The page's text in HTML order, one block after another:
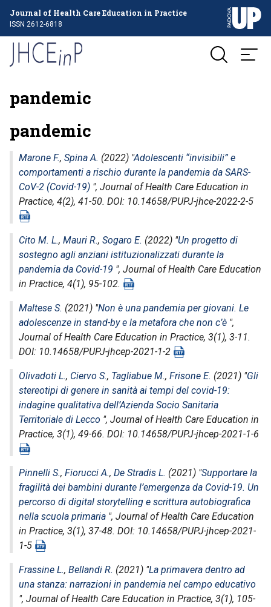
Journal of Health Care Education in Practice
ISSN 2612-6818
pandemic
pandemic
Marone F., Spina A. (2022) "Adolescenti “invisibili” e
comportamenti a rischio durante la pandemia da SARS-
CoV-2 (Covid-19) ", Journal of Health Care Education in
Practice, 4(2), 41-50. DOI: 10.14658/PUPJ-jhce-2022-2-5
Cito M. L., Mauri R., Sogaro E. (2022) "Un progetto di
sostegno agli anziani istituzionalizzati durante la
pandemia da Covid-19 ", Journal of Health Care Education
in Practice, 4(1), 95-102.
Maltese S. (2021) "Non è una pandemia per giovani. Le
adolescenze in stand-by e la metafora che non c’è ",
Journal of Health Care Education in Practice, 3(1), 3-11.
DOI: 10.14658/PUPJ-jhcep-2021-1-2
Olivadoti L., Ciervo S., Tagliabue M., Frisone E. (2021) "Gli
stereotipi di genere in sanità ai tempi del covid-19:
indagine qualitativa dell’Azienda Socio Sanitaria
Territoriale di Lecco ", Journal of Health Care Education in
Practice, 3(1), 49-66. DOI: 10.14658/PUPJ-jhcep-2021-1-6
Pinnelli S., Fiorucci A., De Stradis L. (2021) "Supportare la
fragilità dei bambini durante l’emergenza da Covid-19. Un
percorso di digital storytelling e scrittura autobiografica
nella scuola primaria ", Journal of Health Care Education
in Practice, 3(1), 37-48. DOI: 10.14658/PUPJ-jhcep-2021-
1-5
Frassine L., Bellandi R. (2021) "La primavera dentro ad
una stanza: narrazioni in pandemia nel campo educativo
", Journal of Health Care Education in Practice, 3(1), 105-